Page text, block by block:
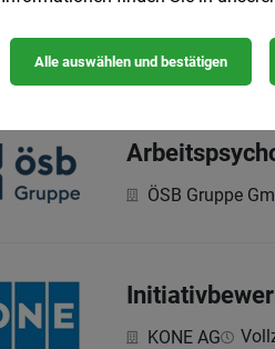
Aufgabengebiet:
ÖSB Gruppe
KONE AG
Alle auswählen und bestätigen